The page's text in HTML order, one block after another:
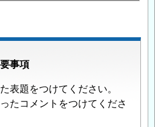
事項
表題をつけてください。
たコメントをつけてくださ